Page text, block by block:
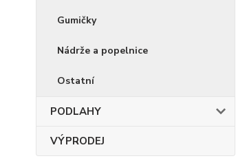
Gumičky
Nádrže a popelnice
Ostatní
PODLAHY
VÝPRODEJ